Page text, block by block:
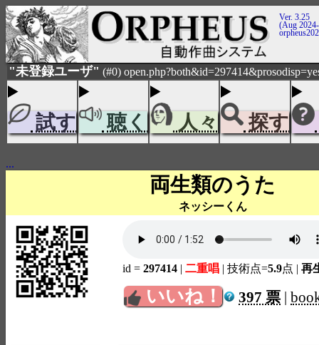
Ver. 3.25
(Aug
"未登録ユーザ" (#0)
試す 聴く 人々 探す
...
両生類のうた
ネッシーくん
id = 297414 | 二重唱 | 技術点=5.9点 | 再
いいね！ 397 票